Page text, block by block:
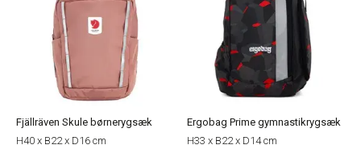
Fjällräven Skule børnerygsæk
H40 x B22 x D16 cm
Ergobag Prime gymnastikrygsæk
H33 x B22 x D14 cm